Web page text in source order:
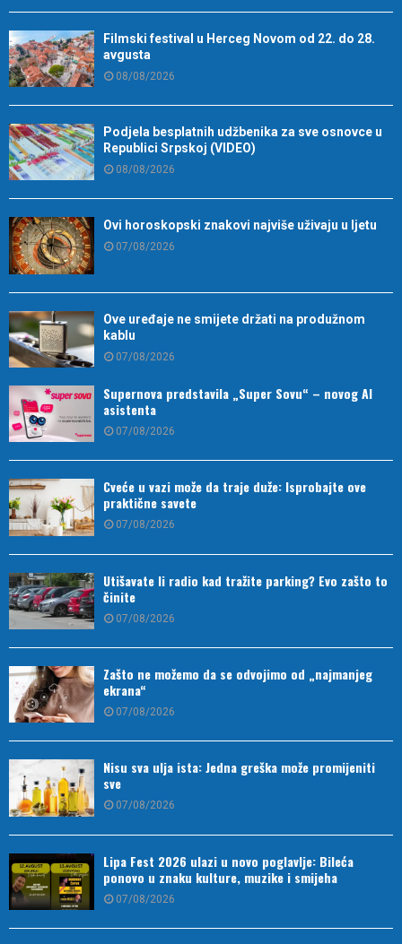
Filmski festival u Herceg Novom od 22. do 28.
avgusta
08/08/2026
Podjela besplatnih udžbenika za sve osnovce u
Republici Srpskoj (VIDEO)
08/08/2026
Ovi horoskopski znakovi najviše uživaju u ljetu
07/08/2026
Ove uređaje ne smijete držati na produžnom
kablu
07/08/2026
Supernova predstavila „Super Sovu“ – novog AI
asistenta
07/08/2026
Cveće u vazi može da traje duže: Isprobajte ove
praktične savete
07/08/2026
Utišavate li radio kad tražite parking? Evo zašto to
činite
07/08/2026
Zašto ne možemo da se odvojimo od „najmanjeg
ekrana“
07/08/2026
Nisu sva ulja ista: Jedna greška može promijeniti
sve
07/08/2026
Lipa Fest 2026 ulazi u novo poglavlje: Bileća
ponovo u znaku kulture, muzike i smijeha
07/08/2026